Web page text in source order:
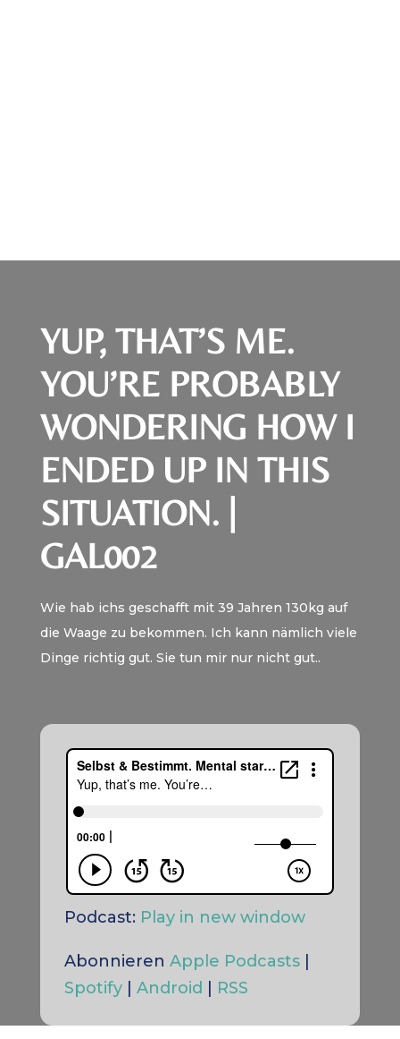
YUP, THAT’S ME.
YOU’RE PROBABLY
WONDERING HOW I
ENDED UP IN THIS
SITUATION. |
GAL002
Wie hab ichs geschafft mit 39 Jahren 130kg auf
die Waage zu bekommen. Ich kann nämlich viele
Dinge richtig gut. Sie tun mir nur nicht gut..
Podcast: Play in new window
Abonnieren Apple Podcasts|
Spotify| Android RSS